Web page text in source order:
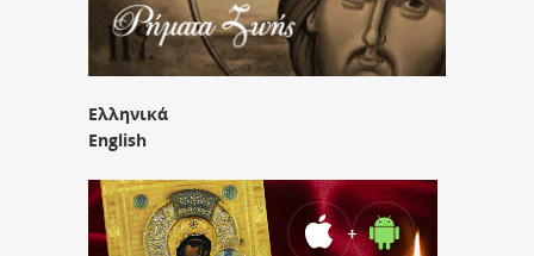
Ελληνικά
English